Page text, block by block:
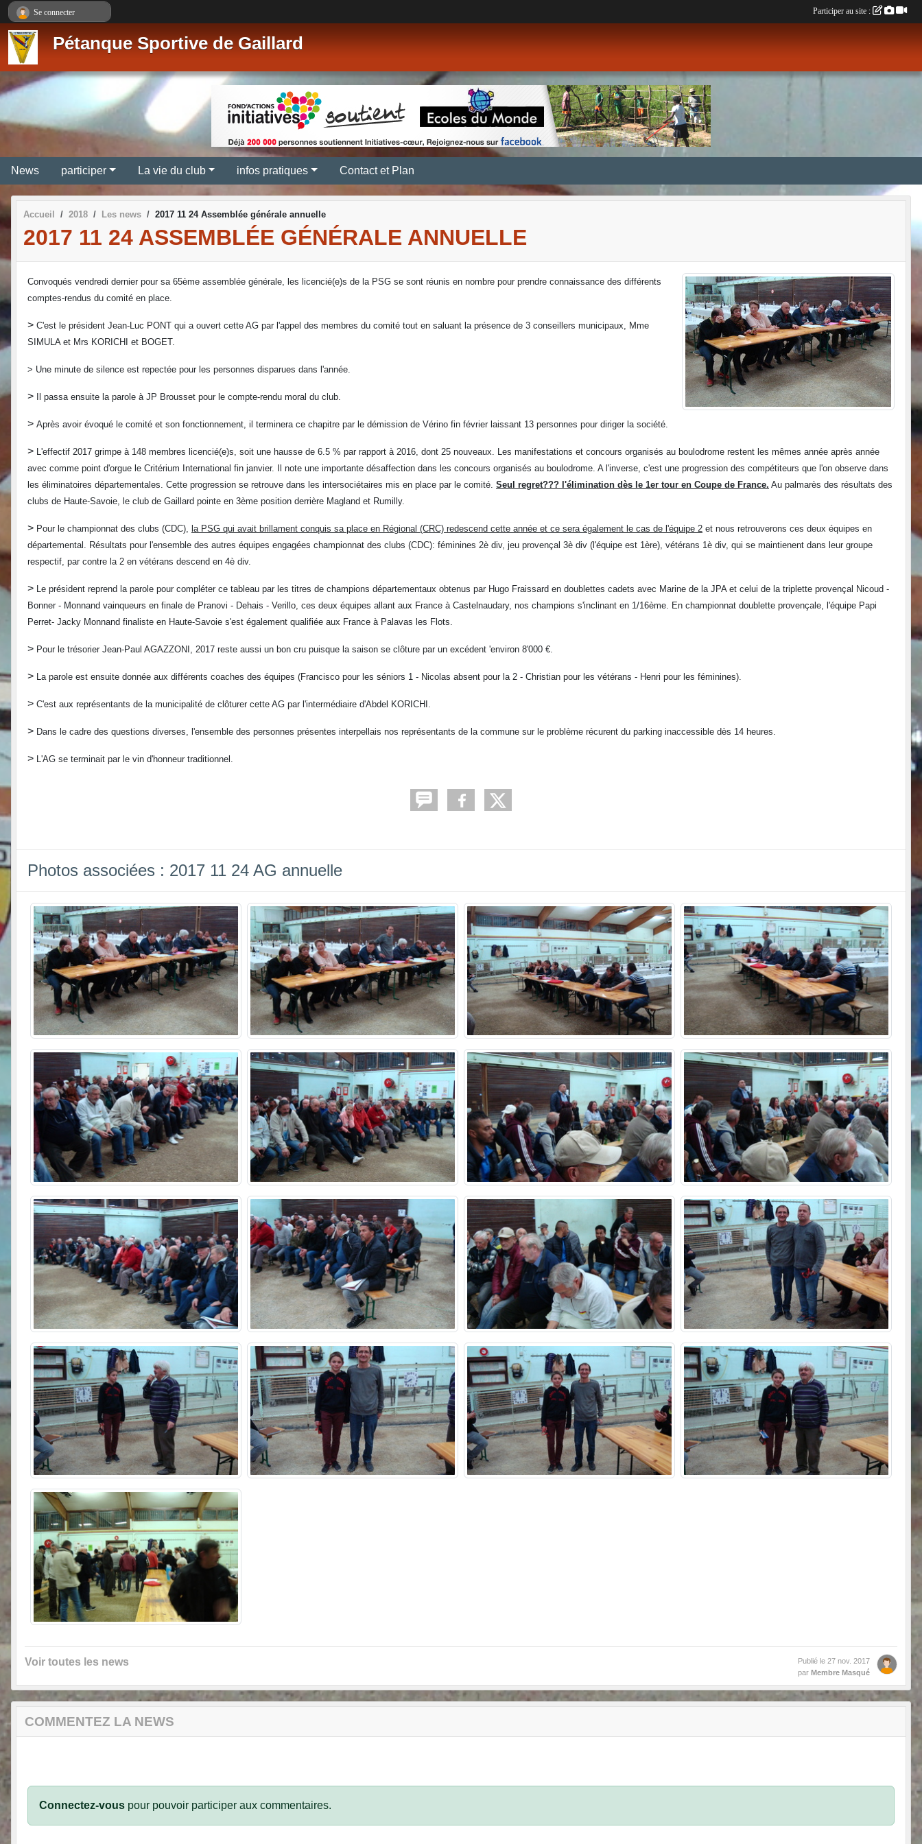
Pétanque Sportive de Gaillard
News participer La vie du club infos pratiques Contact et Plan
Accueil 2018 Les news 2017 11 24 Assemblée générale annuelle
2017 11 24 ASSEMBLÉE GÉNÉRALE ANNUELLE
Convoqués vendredi dernier pour sa 65ème assemblée générale, les licencié(e)s de la PSG se sont réunis en nombre pour prendre connaissance des différents
comptes-rendus du comité en place.
> C'est le président Jean-Luc PONT qui a ouvert cette AG par l'appel des membres du comité tout en saluant la présence de 3 conseillers municipaux, Mme
SIMULA et Mrs KORICHI et BOGET.
> Une minute de silence est repectée pour les personnes disparues dans l'année.
> Il passa ensuite la parole à JP Brousset pour le compte-rendu moral du club.
> Après avoir évoqué le comité et son fonctionnement, il terminera ce chapitre par le démission de Vérino fin février laissant 13 personnes pour diriger la société.
> L'effectif 2017 grimpe à 148 membres licencié(e)s, soit une hausse de 6.5 % par rapport à 2016, dont 25 nouveaux. Les manifestations et concours organisés au boulodrome restent les mêmes année après année
avec comme point d'orgue le Critérium International fin janvier. Il note une importante désaffection dans les concours organisés au boulodrome. A l'inverse, c'est une progression des compétiteurs que l'on observe dans
les éliminatoires départementales. Cette progression se retrouve dans les intersociétaires mis en place par le comité. Seul regret??? l'élimination dès le 1er tour en Coupe de France. Au palmarès des résultats des
clubs de Haute-Savoie, le club de Gaillard pointe en 3ème position derrière Magland et Rumilly.
> Pour le championnat des clubs (CDC), la PSG qui avait brillament conquis sa place en Régional (CRC) redescend cette année et ce sera également le cas de l'équipe 2 et nous retrouverons ces deux équipes en
départemental. Résultats pour l'ensemble des autres équipes engagées championnat des clubs (CDC): féminines 2è div, jeu provençal 3è div (l'équipe est 1ère), vétérans 1è div, qui se maintienent dans leur groupe
respectif, par contre la 2 en vétérans descend en 4è div.
> Le président reprend la parole pour compléter ce tableau par les titres de champions départementaux obtenus par Hugo Fraissard en doublettes cadets avec Marine de la JPA et celui de la triplette provençal Nicoud -
Bonner - Monnand vainqueurs en finale de Pranovi - Dehais - Verillo, ces deux équipes allant aux France à Castelnaudary, nos champions s'inclinant en 1/16ème. En championnat doublette provençale, l'équipe Papi
Perret- Jacky Monnand finaliste en Haute-Savoie s'est également qualifiée aux France à Palavas les Flots.
> Pour le trésorier Jean-Paul AGAZZONI, 2017 reste aussi un bon cru puisque la saison se clôture par un excédent 'environ 8'000 €.
> La parole est ensuite donnée aux différents coaches des équipes (Francisco pour les séniors 1 - Nicolas absent pour la 2 - Christian pour les vétérans - Henri pour les féminines).
> C'est aux représentants de la municipalité de clôturer cette AG par l'intermédiaire d'Abdel KORICHI.
> Dans le cadre des questions diverses, l'ensemble des personnes présentes interpellais nos représentants de la commune sur le problème récurent du parking inaccessible dès 14 heures.
> L'AG se terminait par le vin d'honneur traditionnel.
Photos associées : 2017 11 24 AG annuelle
Voir toutes les news Publié le 27 nov. 2017
par Membre Masqué
COMMENTEZ LA NEWS
Connectez-vous pour pouvoir participer aux commentaires.
Se connecter Participer au site :
Panneau de gestion des cookies